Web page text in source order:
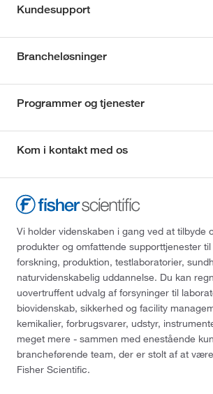
Kundesupport
Brancheløsninger
Programmer og tjenester
Kom i kontakt med os
Vi holder videnskaben i gang ved at tilbyde
produkter og omfattende supporttjenester
forskning, produktion, testlaboratorier,
naturvidenskabelig uddannelse. Du kan
uovertruffent udvalg af forsyninger til
biovidenskab, sikkerhed og facility
kemikalier, forbrugsvarer, udstyr,
meget mere - sammen med enestående
brancheførende team, der er stolt af at
Fisher Scientific.